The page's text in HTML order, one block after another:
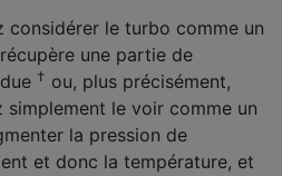
considérer le turbo comme un
une partie de
† ou, plus précisément,
simplement le voir comme un
la pression de
et donc la température, et